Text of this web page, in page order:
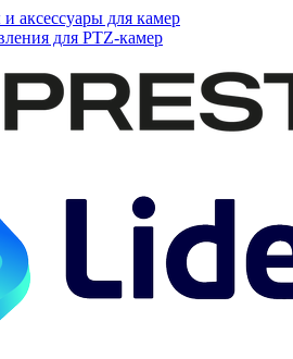
аксессуары для камер
для PTZ-камер